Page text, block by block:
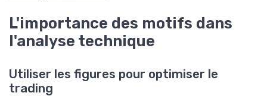
L'importance des motifs dans
l'analyse technique
Utiliser les figures pour optimiser le
trading